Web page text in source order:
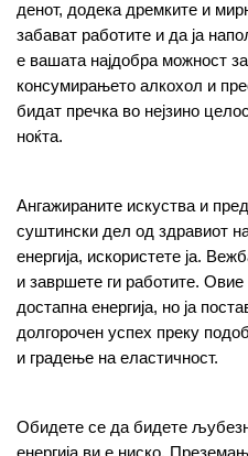
денот, додека дремките и
забават работите и да ја
е вашата најдобра можност
консумирањето алкохол и
бидат пречка во нејзино
ноќта.
Ангажираните искуства и
суштински дел од здравиот
енергија, искористете ја.
и завршете ги работите.
достапна енергија, но ја
долгорочен успех преку
и градење на еластичност.
Обидете се да бидете